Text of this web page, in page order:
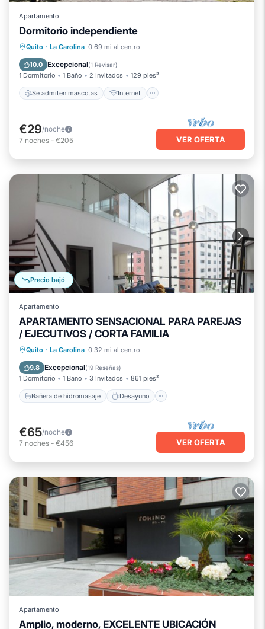
Apartamento
Dormitorio independiente
Quito · La Carolina 0.69 mi al centro
10.0 Excepcional(1 Revisar)
1 Dormitorio 1 Baño 2 Invitados 129 pies²
Se admiten mascotas Internet
Se admiten mascotas
Apto para niños
€29/noche
7 noches - €205 VER OFERTA
Precio bajó
Apartamento
APARTAMENTO SENSACIONAL PARA PAREJAS
/ EJECUTIVOS / CORTA FAMILIA
Quito · La Carolina 0.32 mi al centro
9.8 Excepcional(19 Reseñas)
1 Dormitorio 1 Baño 3 Invitados 861 pies²
Bañera de hidromasaje Desayuno
Bañera de hidromasaje
Cocina
Aparcamiento
€65/noche
7 noches - €456 VER OFERTA
Apartamento
Amplio, moderno, EXCELENTE UBICACIÓN